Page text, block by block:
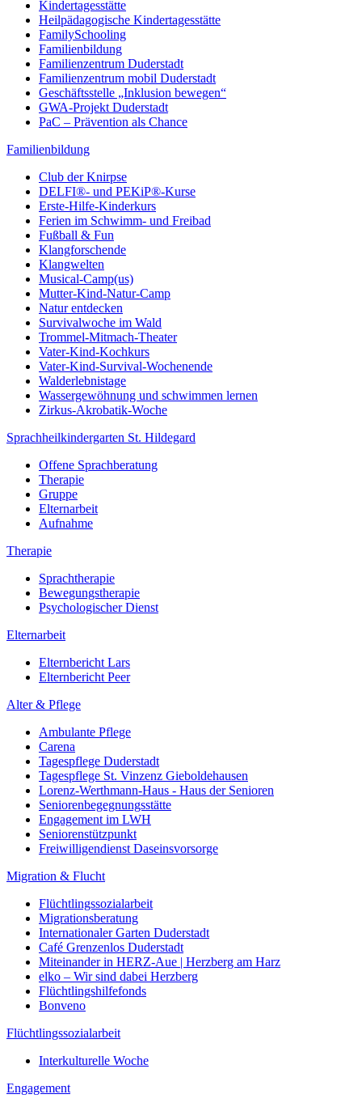
Kindertagesstätte
Heilpädagogische Kindertagesstätte
FamilySchooling
Familienbildung
Familienzentrum Duderstadt
Familienzentrum mobil Duderstadt
Geschäftsstelle „Inklusion bewegen“
GWA-Projekt Duderstadt
PaC – Prävention als Chance
Familienbildung
Club der Knirpse
DELFI®- und PEKiP®-Kurse
Erste-Hilfe-Kinderkurs
Ferien im Schwimm- und Freibad
Fußball & Fun
Klangforschende
Klangwelten
Musical-Camp(us)
Mutter-Kind-Natur-Camp
Natur entdecken
Survivalwoche im Wald
Trommel-Mitmach-Theater
Vater-Kind-Kochkurs
Vater-Kind-Survival-Wochenende
Walderlebnistage
Wassergewöhnung und schwimmen lernen
Zirkus-Akrobatik-Woche
Sprachheilkindergarten St. Hildegard
Offene Sprachberatung
Therapie
Gruppe
Elternarbeit
Aufnahme
Therapie
Sprachtherapie
Bewegungstherapie
Psychologischer Dienst
Elternarbeit
Elternbericht Lars
Elternbericht Peer
Alter & Pflege
Ambulante Pflege
Carena
Tagespflege Duderstadt
Tagespflege St. Vinzenz Gieboldehausen
Lorenz-Werthmann-Haus - Haus der Senioren
Seniorenbegegnungsstätte
Engagement im LWH
Seniorenstützpunkt
Freiwilligendienst Daseinsvorsorge
Migration & Flucht
Flüchtlingssozialarbeit
Migrationsberatung
Internationaler Garten Duderstadt
Café Grenzenlos Duderstadt
Miteinander in HERZ-Aue | Herzberg am Harz
elko – Wir sind dabei Herzberg
Flüchtlingshilfefonds
Bonveno
Flüchtlingssozialarbeit
Interkulturelle Woche
Engagement